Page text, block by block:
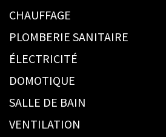
CHAUFFAGE
PLOMBERIE SANITAIRE
ÉLECTRICITÉ
DOMOTIQUE
SALLE DE BAIN
VENTILATION